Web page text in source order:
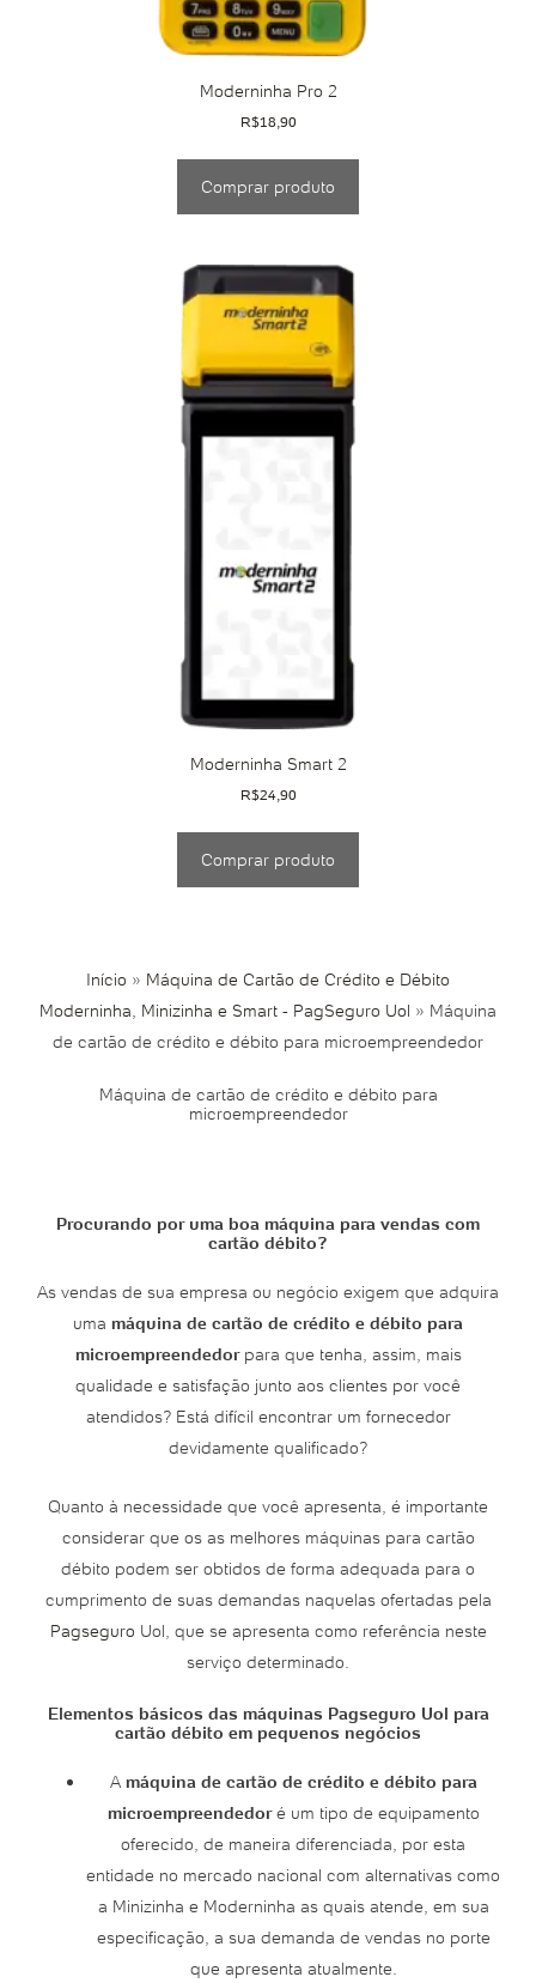
Moderninha Pro 2
R$18,90
Comprar produto
Moderninha Smart 2
R$24,90
Comprar produto
Início » Máquina de Cartão de Crédito e Débito
Moderninha, Minizinha e Smart - PagSeguro Uol » Máquina
de cartão de crédito e débito para microempreendedor
Máquina de cartão de crédito e débito para
microempreendedor
Procurando por uma boa máquina para vendas com
cartão débito?
As vendas de sua empresa ou negócio exigem que adquira
uma máquina de cartão de crédito e débito para
microempreendedor para que tenha, assim, mais
qualidade e satisfação junto aos clientes por você
atendidos? Está difícil encontrar um fornecedor
devidamente qualificado?
Quanto à necessidade que você apresenta, é importante
considerar que os as melhores máquinas para cartão
débito podem ser obtidos de forma adequada para o
cumprimento de suas demandas naquelas ofertadas pela
Pagseguro Uol, que se apresenta como referência neste
serviço determinado.
Elementos básicos das máquinas Pagseguro Uol para
cartão débito em pequenos negócios
A máquina de cartão de crédito e débito para
microempreendedoré um tipo de equipamento
oferecido, de maneira diferenciada, por esta
entidade no mercado nacional com alternativas como
a Minizinha e Moderninha as quais atende, em sua
especificação, a sua demanda de vendas no porte
que apresenta atualmente.